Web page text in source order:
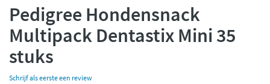
Betaal met Klarna
Pedigree Hondensnack
Multipack Dentastix Mini 35
stuks
Schrijf als eerste een review